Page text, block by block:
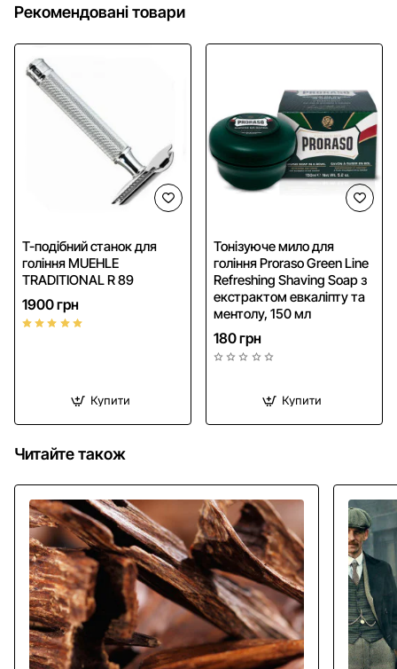
Рекомендовані товари
Т-подібний станок для
гоління MUEHLE
TRADITIONAL R 89
1900 грн
Купити
Тонізуюче мило для
гоління Proraso Green Line
Refreshing Shaving Soap з
екстрактом евкаліпту та
ментолу, 150 мл
180 грн
Купити
Читайте також